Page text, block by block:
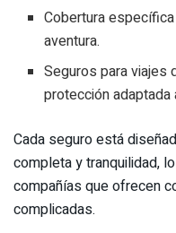
Cobertura
aventura.
Seguros para viajes
protección
Cada seguro está
completa y tranquilidad,
compañías que ofrecen
complicadas.